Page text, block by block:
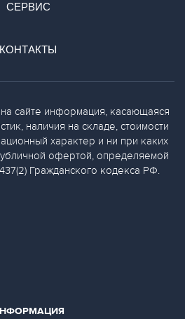
СЕРВИС
КОНТАКТЫ
сайте информация, касающаяся
наличия на складе, стоимости
характер и ни при каких
офертой, определяемой
Гражданского кодекса РФ.